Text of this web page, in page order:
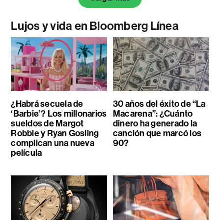
Lujos y vida en Bloomberg Línea
¿Habrá secuela de
‘Barbie’? Los millonarios
sueldos de Margot
Robbie y Ryan Gosling
complican una nueva
película
30 años del éxito de “La
Macarena”: ¿Cuánto
dinero ha generado la
canción que marcó los
90?